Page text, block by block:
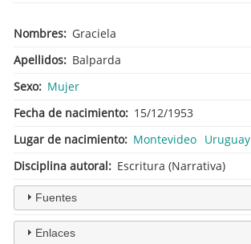
Nombres
Graciela
Apellidos
Balparda
Sexo
Mujer
Fecha de nacimiento
15/12/1953
Lugar de nacimiento
Montevideo Uruguay
Disciplina autoral
Escritura (Narrativa)
Fuentes
Enlaces